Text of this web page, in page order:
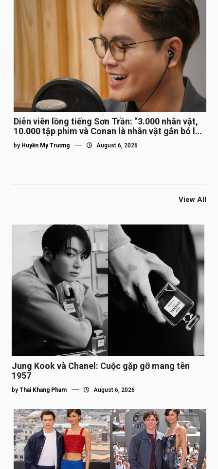
Diễn viên lồng tiếng Sơn Trần: “3.000 nhân vật,
10.000 tập phim và Conan là nhân vật gắn bó lâu
nhất”
by Huyền My Trương August 6, 2026
View All
Jung Kook và Chanel: Cuộc gặp gỡ mang tên
1957
by Thai Khang Pham August 6, 2026